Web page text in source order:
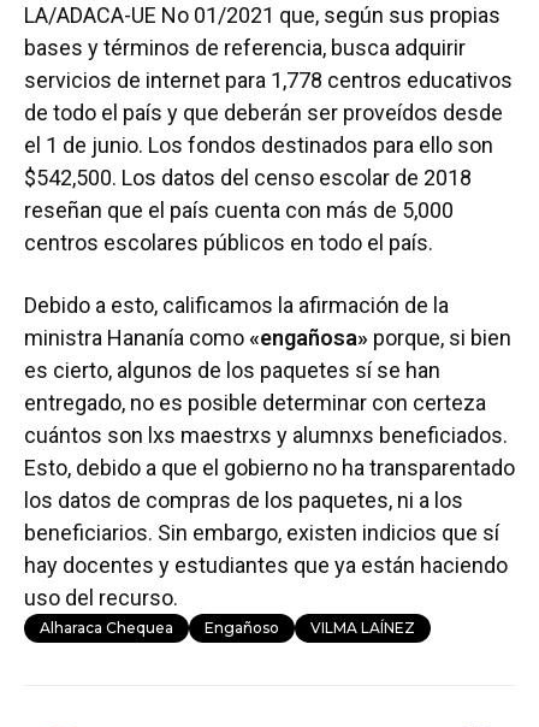
LA/ADACA-UE No 01/2021 que, según sus propias
bases y términos de referencia, busca adquirir
servicios de internet para 1,778 centros educativos
de todo el país y que deberán ser proveídos desde
el 1 de junio. Los fondos destinados para ello son
$542,500. Los datos del censo escolar de 2018
reseñan que el país cuenta con más de 5,000
centros escolares públicos en todo el país.
Debido a esto, calificamos la afirmación de la
ministra Hananía como«engañosa» porque, si bien
es cierto, algunos de los paquetes sí se han
entregado, no es posible determinar con certeza
cuántos son lxs maestrxs y alumnxs beneficiados.
Esto, debido a que el gobierno no ha transparentado
los datos de compras de los paquetes, ni a los
beneficiarios. Sin embargo, existen indicios que sí
hay docentes y estudiantes que ya están haciendo
uso del recurso.
Alharaca Chequea Engañoso VILMA LAÍNEZ